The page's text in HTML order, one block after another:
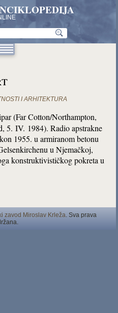
I ARHITEKTURA
(Far Cotton/Northampton,
5. IV. 1984). Radio apstrakne
1955. u armiranom betonu
u Njemačkoj,
konstruktivističkog pokreta u
zavod Miroslav Krleža. Sva prava